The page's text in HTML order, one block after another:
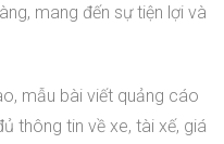
mang đến sự tiện lợi và
mẫu bài viết quảng cáo
thông tin về xe, tài xế, giá